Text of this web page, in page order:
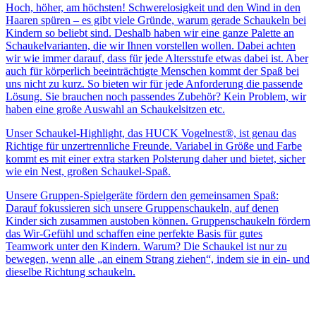
Hoch, höher, am höchsten! Schwerelosigkeit und den Wind in den
Haaren spüren – es gibt viele Gründe, warum gerade Schaukeln bei
Kindern so beliebt sind. Deshalb haben wir eine ganze Palette an
Schaukelvarianten, die wir Ihnen vorstellen wollen. Dabei achten
wir wie immer darauf, dass für jede Altersstufe etwas dabei ist. Aber
auch für körperlich beeinträchtigte Menschen kommt der Spaß bei
uns nicht zu kurz. So bieten wir für jede Anforderung die passende
Lösung. Sie brauchen noch passendes Zubehör? Kein Problem, wir
haben eine große Auswahl an Schaukelsitzen etc.
Unser Schaukel-Highlight, das HUCK Vogelnest®, ist genau das
Richtige für unzertrennliche Freunde. Variabel in Größe und Farbe
kommt es mit einer extra starken Polsterung daher und bietet, sicher
wie ein Nest, großen Schaukel-Spaß.
Unsere Gruppen-Spielgeräte fördern den gemeinsamen Spaß:
Darauf fokussieren sich unsere Gruppenschaukeln, auf denen
Kinder sich zusammen austoben können. Gruppenschaukeln fördern
das Wir-Gefühl und schaffen eine perfekte Basis für gutes
Teamwork unter den Kindern. Warum? Die Schaukel ist nur zu
bewegen, wenn alle „an einem Strang ziehen“, indem sie in ein- und
dieselbe Richtung schaukeln.